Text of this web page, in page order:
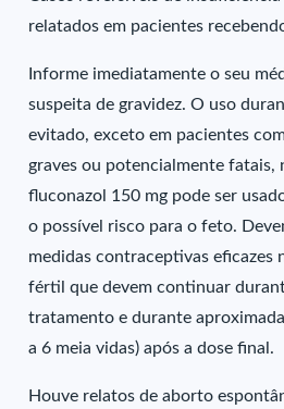
relatados em pacientes
Informe imediatamente o seu
suspeita de gravidez. O uso
evitado, exceto em pacientes
graves ou potencialmente fatais,
fluconazol 150 mg pode ser
o possível risco para o feto.
medidas contraceptivas eficazes
fértil que devem continuar
tratamento e durante
a 6 meia vidas) após a dose final.
Houve relatos de aborto